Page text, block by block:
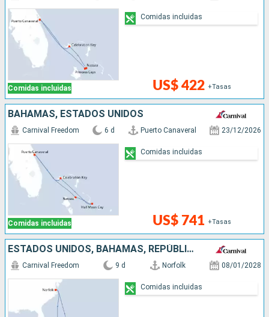
Comidas incluidas US$ 422 +Tasas
Comidas incluidas
BAHAMAS, ESTADOS UNIDOS
Comidas incluidas
Carnival Freedom 6 d Puerto Canaveral 23/12/2026
US$ 741 +Tasas
Comidas incluidas
ESTADOS UNIDOS, BAHAMAS, REPÚBLICA DOMINICANA
Carnival Freedom 9 d Norfolk 08/01/2028
Comidas incluidas